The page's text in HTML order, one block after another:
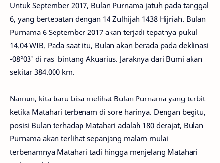
Untuk September 2017, Bulan Purnama jatuh pada tanggal
6, yang bertepatan dengan 14 Zulhijah 1438 Hijriah. Bulan
Purnama 6 September 2017 akan terjadi tepatnya pukul
14.04 WIB. Pada saat itu, Bulan akan berada pada deklinasi
-08°03' di rasi bintang Akuarius. Jaraknya dari Bumi akan
sekitar 384.000 km.
Namun, kita baru bisa melihat Bulan Purnama yang terbit
ketika Matahari terbenam di sore harinya. Dengan begitu,
posisi Bulan terhadap Matahari adalah 180 derajat, Bulan
Purnama akan terlihat sepanjang malam mulai
terbenamnya Matahari tadi hingga menjelang Matahari